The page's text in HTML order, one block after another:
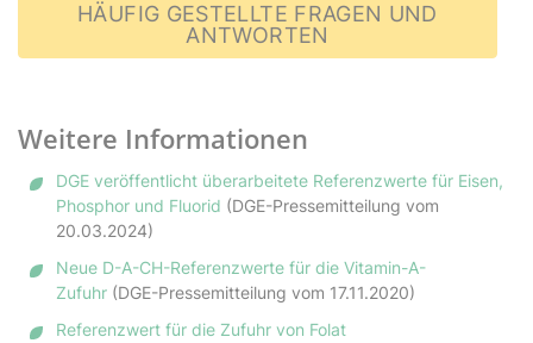
HÄUFIG GESTELLTE FRAGEN UND
ANTWORTEN
Weitere Informationen
DGE veröffentlicht überarbeitete Referenzwerte für Eisen,
Phosphor und Fluorid (DGE-Pressemitteilung vom
20.03.2024)
Neue D-A-CH-Referenzwerte für die Vitamin-A-
Zufuhr (DGE-Pressemitteilung vom 17.11.2020)
Referenzwert für die Zufuhr von Folat